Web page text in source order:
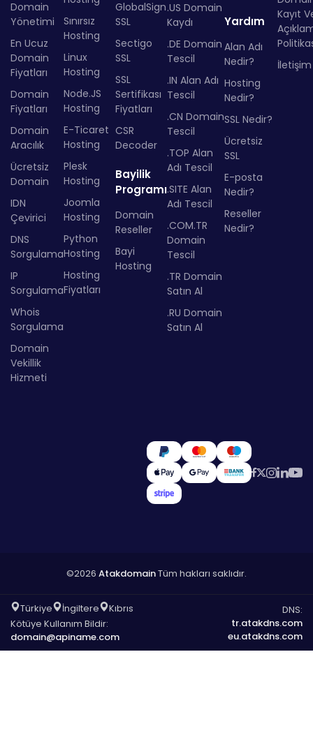
Domain
Yönetimi
En Ucuz
Domain
Fiyatları
Domain
Fiyatları
Domain
Aracılık
Ücretsiz
Domain
IDN
Çevirici
DNS
Sorgulama
IP
Sorgulama
Whois
Sorgulama
Domain
Vekillik
Hizmeti
Sınırsız
Hosting
Linux
Hosting
Node.JS
Hosting
E-Ticaret
Hosting
Plesk
Hosting
Joomla
Hosting
Python
Hosting
Hosting
Fiyatları
GlobalSign
SSL
Sectigo
SSL
SSL
Sertifikası
Fiyatları
CSR
Decoder
Bayilik
Programı
Domain
Reseller
Bayi
Hosting
.US Domain
Kaydı
.DE Domain
Tescil
.IN Alan Adı
Tescil
.CN Domain
Tescil
.TOP Alan
Adı Tescil
.SITE Alan
Adı Tescil
.COM.TR
Domain
Tescil
.TR Domain
Satın Al
.RU Domain
Satın Al
Yardım
Alan Adı
Nedir?
Hosting
Nedir?
SSL Nedir?
Ücretsiz
SSL
E-posta
Nedir?
Reseller
Nedir?
Kayıt
İletişim
©2026 AtakdomainTüm hakları saklıdır.
Türkiye İngiltere
Kıbrıs
Kötüye Kullanım Bildir:
domain@apiname.com
DNS:
tr.atakdns.com
eu.atakdns.com